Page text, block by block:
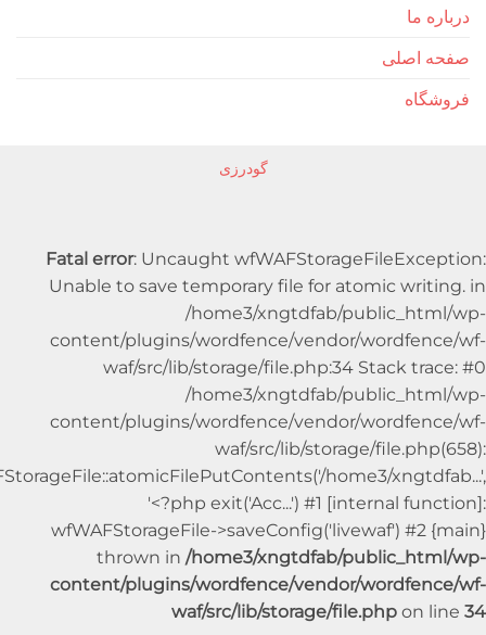
ما
اصلی
Fatal error: Uncaught
Unable to save temporary file for atomic
/home3/xngtdfab/
content/plugins/wordfence/vendor/
waf/src/lib/storage/file.php:34 Stack
/home3/xngtdfab/
content/plugins/wordfence/vendor/
waf/src/lib/storage/
wfWAFStorageFile::atomicFilePutContents('/home3/
'<?php exit('Acc...') #1 [internal
wfWAFStorageFile->saveConfig('livewaf')
thrown in/home3/xngtdfab/
content/plugins/wordfence/vendor/
waf/src/lib/storage/file.phpon